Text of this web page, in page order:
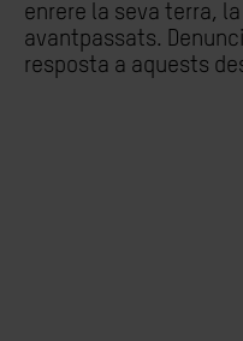
enrere la seva terra,
avantpassats.
resposta a aquests